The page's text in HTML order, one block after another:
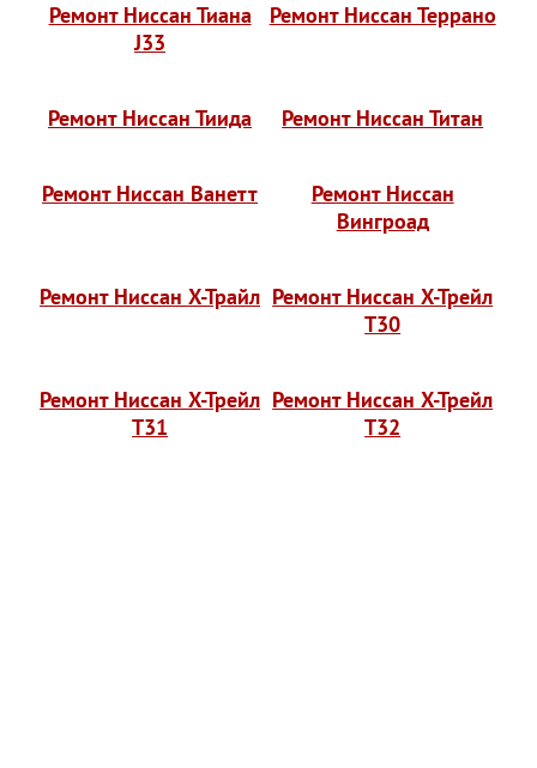
Ремонт Ниссан Тиана
J33
Ремонт Ниссан Террано
Ремонт Ниссан Тиида Ремонт Ниссан Титан
Ремонт Ниссан Ванетт
Ремонт Ниссан
Вингроад
Ремонт Ниссан Х-Трайл Ремонт Ниссан Х-Трейл
T30
Ремонт Ниссан Х-Трейл
T31
Ремонт Ниссан Х-Трейл
T32